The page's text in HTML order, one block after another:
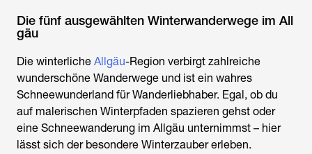
Die fünf ausgewählten Winterwanderwege im All
gäu
Die winterliche Allgäu-Region verbirgt zahlreiche
wunderschöne Wanderwege und ist ein wahres
Schneewunderland für Wanderliebhaber. Egal, ob du
auf malerischen Winterpfaden spazieren gehst oder
eine Schneewanderung im Allgäu unternimmst – hier
lässt sich der besondere Winterzauber erleben.